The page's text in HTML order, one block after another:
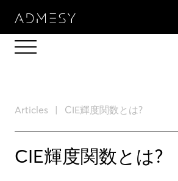
Articles CIE輝度関数とは?
CIE輝度関数とは?